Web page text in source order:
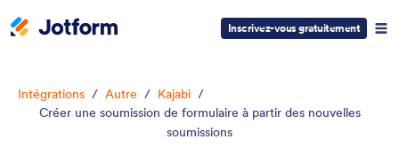
Inscrivez-vous gratuitement
Intégrations / Autre / Kajabi /
Créer une soumission de formulaire à partir des nouvelles
soumissions